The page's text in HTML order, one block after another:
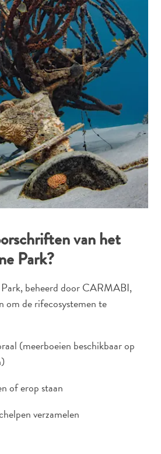
van het
Park?
beheerd door CARMABI,
om de rifecosystemen te
(meerboeien beschikbaar op
of erop staan
verzamelen